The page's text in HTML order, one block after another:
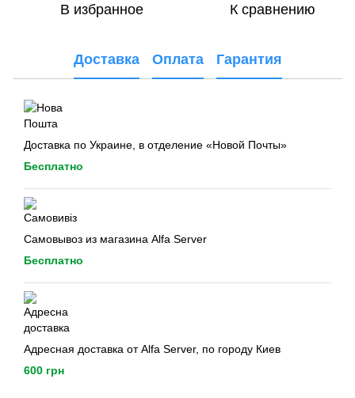
В избранное К сравнению
Доставка Оплата Гарантия
Доставка по Украине, в отделение «Новой Почты»
Бесплатно
Самовывоз из магазина Alfa Server
Бесплатно
Адресная доставка от Alfa Server, по городу Киев
600 грн